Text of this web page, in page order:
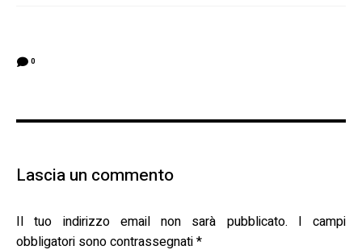
0
Lascia un commento
Il tuo indirizzo email non sarà pubblicato.
I campi
obbligatori sono contrassegnati*